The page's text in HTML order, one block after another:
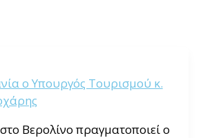
ο Υπουργός Τουρισμού κ.
Βερολίνο πραγματοποιεί ο